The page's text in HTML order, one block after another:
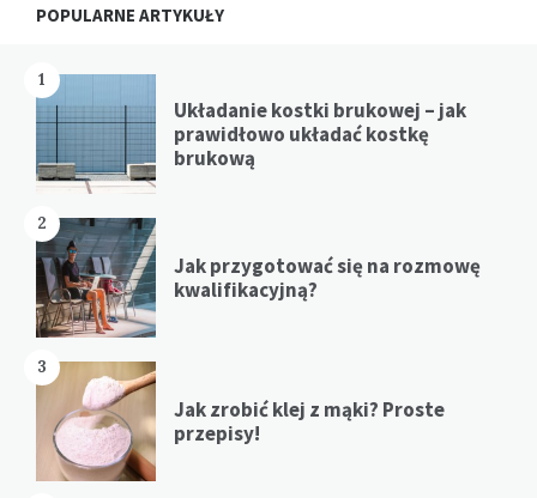
POPULARNE ARTYKUŁY
1
Układanie kostki brukowej – jak
prawidłowo układać kostkę
brukową
2
Jak przygotować się na rozmowę
kwalifikacyjną?
3
Jak zrobić klej z mąki? Proste
przepisy!